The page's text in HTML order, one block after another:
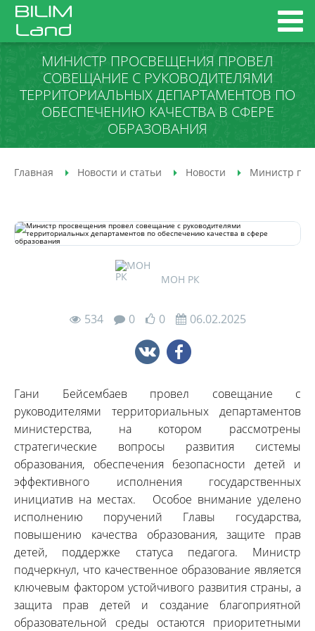
МИНИСТР ПРОСВЕЩЕНИЯ ПРОВЕЛ
СОВЕЩАНИЕ С РУКОВОДИТЕЛЯМИ
ТЕРРИТОРИАЛЬНЫХ ДЕПАРТАМЕНТОВ ПО
ОБЕСПЕЧЕНИЮ КАЧЕСТВА В СФЕРЕ
ОБРАЗОВАНИЯ
Главная Новости и статьи Новости Министр
МОН РК
534 0 0 06.02.2025
Гани Бейсембаев провел совещание с
руководителями территориальных департаментов
министерства, на котором рассмотрены
стратегические вопросы развития системы
образования, обеспечения безопасности детей и
эффективного исполнения государственных
инициатив на местах. Особое внимание уделено
исполнению поручений Главы государства,
повышению качества образования, защите прав
детей, поддержке статуса педагога. Министр
подчеркнул, что качественное образование является
ключевым фактором устойчивого развития страны, а
защита прав детей и создание благоприятной
образовательной среды остаются приоритетными